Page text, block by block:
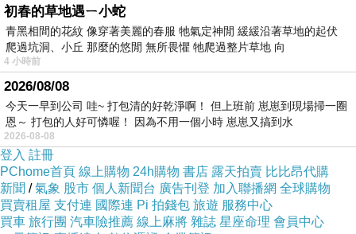
初春的草地遇ㄧ小蛇
青黑相間的花紋 像穿著美麗的春服 牠氣定神閒 緩緩沿著草地的起伏
爬過坑洞、小丘 那麼的悠閒 無所畏懼 牠爬過整片草地 向
4 小時前
2026/08/08
今天一早到公司 哇~ 打包清的好乾淨啊！ 但上班前 崽崽到現場掃一圈
恩～ 打包的人好可憐喔！ 因為不用一個小時 崽崽又搞到水
2026-08-08
登入 註冊
PChome首頁 線上購物 24h購物 書店 露天拍賣 比比昂代購
新聞 /氣象 股市 個人新聞台 廣告刊登 加入聯播網 全球購物
買賣租屋 支付連 國際連 Pi 拍錢包 旅遊 服務中心
買車 旅行團 汽車險推薦 線上麻將 雜誌 星座命理 會員中心